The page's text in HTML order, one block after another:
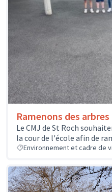
Ramenons des
Le CMJ de St Roch
la cour de l'école afin de
Environnement et cadre de